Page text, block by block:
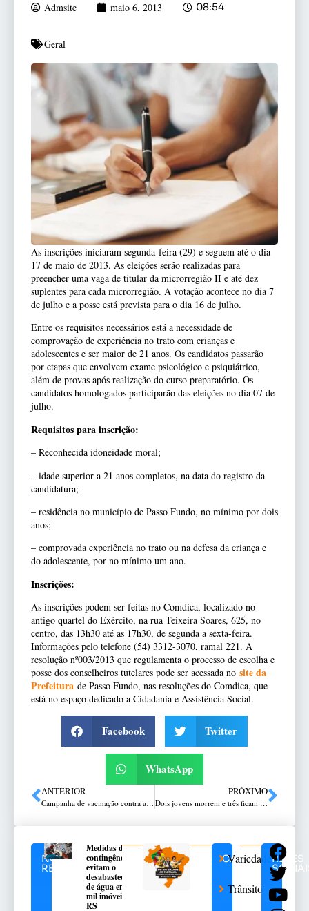
Admsite maio 6, 2013 08:54
Geral
As inscrições iniciaram segunda-feira (29) e seguem até o dia
17 de maio de 2013. As eleições serão realizadas para
preencher uma vaga de titular da microrregião II e até dez
suplentes para cada microrregião. A votação acontece no dia 7
de julho e a posse está prevista para o dia 16 de julho.
Entre os requisitos necessários está a necessidade de
comprovação de experiência no trato com crianças e
adolescentes e ser maior de 21 anos. Os candidatos passarão
por etapas que envolvem exame psicológico e psiquiátrico,
além de provas após realização do curso preparatório. Os
candidatos homologados participarão das eleições no dia 07 de
julho.
Requisitos para inscrição:
– Reconhecida idoneidade moral;
– idade superior a 21 anos completos, na data do registro da
candidatura;
– residência no município de Passo Fundo, no mínimo por dois
anos;
– comprovada experiência no trato ou na defesa da criança e
do adolescente, por no mínimo um ano.
Inscrições:
As inscrições podem ser feitas no Comdica, localizado no
antigo quartel do Exército, na rua Teixeira Soares, 625, no
centro, das 13h30 até as 17h30, de segunda a sexta-feira.
Informações pelo telefone (54) 3312-3070, ramal 221. A
resolução nº003/2013 que regulamenta o processo de escolha e
posse dos conselheiros tutelares pode ser acessada no site da
Prefeitura de Passo Fundo, nas resoluções do Comdica, que
está no espaço dedicado a Cidadania e Assistência Social.
Facebook Twitter
WhatsApp
ANTERIOR
Campanha de vacinação contra a gripe entra na última semana
PRÓXIMO
Dois jovens morrem e três ficam feridos em acidente em Constantina
NOTÍCIAS
RELACIONADAS
Medidas de
contingência
evitam o
desabastecimento
de água em 376
mil imóveis no
RS
CATEGORIAS
Variedades
Trânsito
REDES